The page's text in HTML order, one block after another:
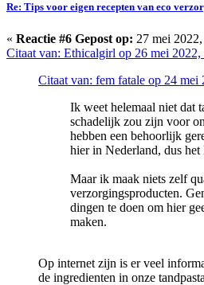
Re: Tips voor eigen recepten van eco
« Reactie #6 Gepost op: 27 mei
Citaat van: Ethicalgirl op 26 mei 2022,
Citaat van: fem fatale op 24 mei
Ik weet helemaal niet dat
schadelijk zou zijn voor
hebben een behoorlijk
hier in Nederland, dus
Maar ik maak niets zelf
verzorgingsproducten.
dingen te doen om hier
maken.
Op internet zijn is er veel
de ingredienten in onze